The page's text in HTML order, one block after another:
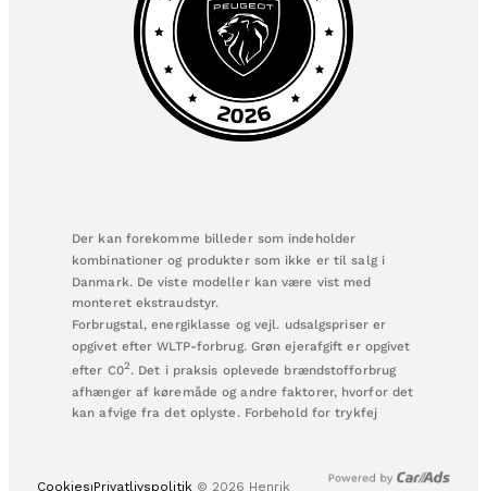
Der kan forekomme billeder som indeholder
kombinationer og produkter som ikke er til salg i
Danmark. De viste modeller kan være vist med
monteret ekstraudstyr.
Forbrugstal, energiklasse og vejl. udsalgspriser er
opgivet efter WLTP-forbrug. Grøn ejerafgift er opgivet
efter C02. Det i praksis oplevede brændstofforbrug
afhænger af køremåde og andre faktorer, hvorfor det
kan afvige fra det oplyste. Forbehold for trykfej
Cookies⏐Privatlivspolitik​ © 2026 Henrik